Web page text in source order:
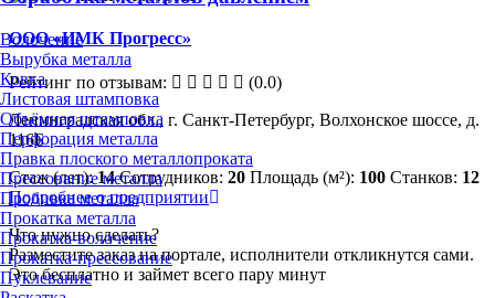
Волочение
Вырубка металла
Ковка
Листовая штамповка
Объёмная штамповка
Перфорация металла
Правка плоского металлопроката
Прессование металла
Пробивка металла
Прокатка металла
Прокатка-волочение
Прокатка-прессование
Пуклевание
ООО «ИМК Прогресс»
Рейтинг по отзывам:
(0.0)
Ленинградская обл., г. Санкт-Петербург, Волхонское шоссе, д.
116Б
Стаж (лет):14 Сотрудников: 20 Площадь (м²): 100 Станков: 12
Подробнее о предприятии
Что нужно сделать?
Разместите заказ на портале, исполнители откликнутся сами.
Это бесплатно и займет всего пару минут